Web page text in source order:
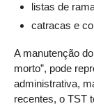
Comitê
Comitê
listas de
catracas e
A manutenção
morto”, pode
administrativa,
recentes, o TST